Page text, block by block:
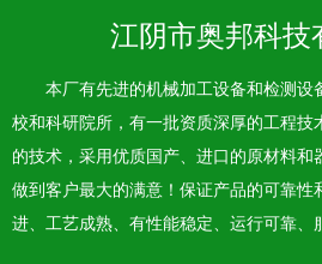
江阴市奥邦科技
本厂有先进的机械加工设备和检测设
校和科研院所，有一批资质深厚的工程技
的技术，采用优质国产、进口的原材料和
做到客户最大的满意！保证产品的可靠性
进、工艺成熟、有性能稳定、运行可靠、